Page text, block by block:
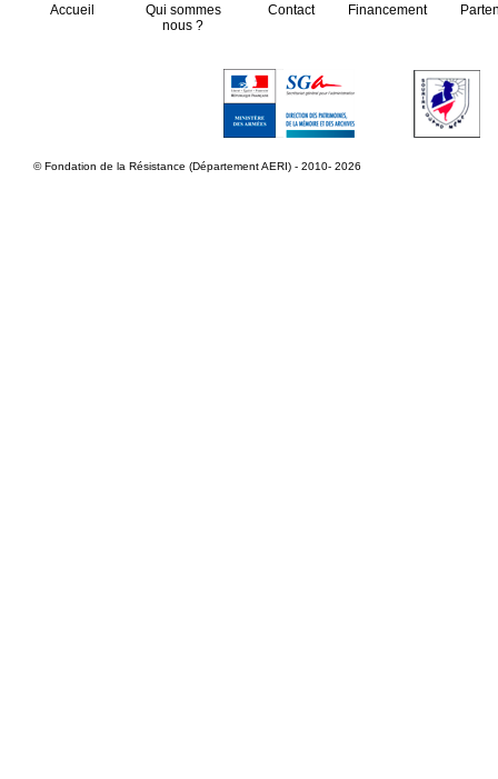
Accueil
Qui sommes
nous ?
Contact Financement
© Fondation de la Résistance (Département AERI) - 2010- 2026